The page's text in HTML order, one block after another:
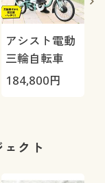
アシスト電動
三輪自転車
184,800円
ェクト